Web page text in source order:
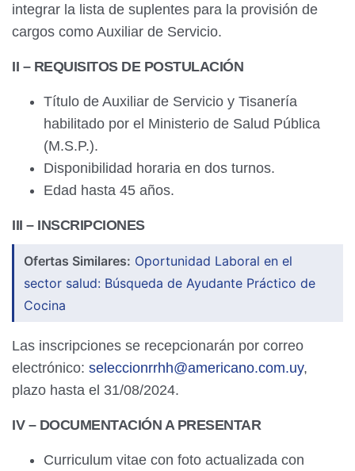
integrar la lista de suplentes para la provisión de
cargos como Auxiliar de Servicio.
II – REQUISITOS DE POSTULACIÓN
Título de Auxiliar de Servicio y Tisanería
habilitado por el Ministerio de Salud Pública
(M.S.P.).
Disponibilidad horaria en dos turnos.
Edad hasta 45 años.
III – INSCRIPCIONES
Ofertas Similares: Oportunidad Laboral en el
sector salud: Búsqueda de Ayudante Práctico de
Cocina
Las inscripciones se recepcionarán por correo
electrónico: seleccionrrhh@americano.com.uy,
plazo hasta el 31/08/2024.
IV – DOCUMENTACIÓN A PRESENTAR
Curriculum vitae con foto actualizada con